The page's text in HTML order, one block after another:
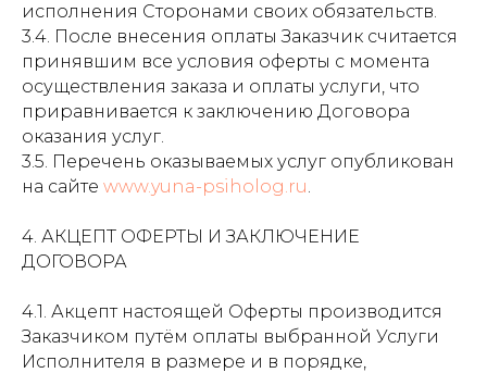
исполнения Сторонами своих обязательств.
3.4. После внесения оплаты Заказчик считается
принявшим все условия оферты с момента
осуществления заказа и оплаты услуги, что
приравнивается к заключению Договора
оказания услуг.
3.5. Перечень оказываемых услуг опубликован
на сайте www.yuna-psiholog.ru.
4. АКЦЕПТ ОФЕРТЫ И ЗАКЛЮЧЕНИЕ
ДОГОВОРА
4.1. Акцепт настоящей Оферты производится
Заказчиком путём оплаты выбранной Услуги
Исполнителя в размере и в порядке,